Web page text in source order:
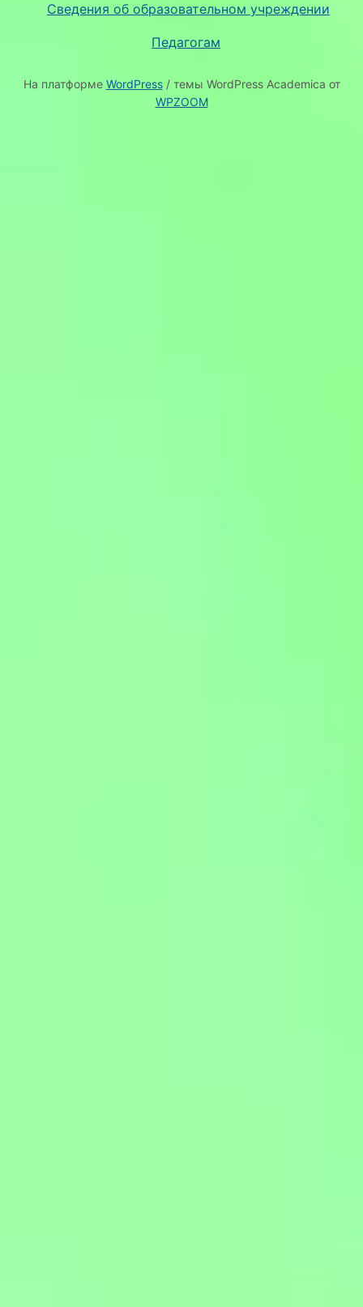
Сведения об образовательном учреждении
Педагогам
На платформе WordPress/ темы WordPress Academica от
WPZOOM